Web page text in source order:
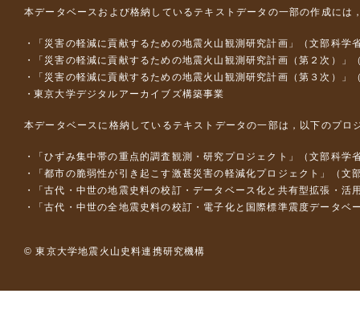
本データベースおよび格納しているテキストデータの一部の作成には
「災害の軽減に貢献するための地震火山観測研究計画」（文部科学
「災害の軽減に貢献するための地震火山観測研究計画（第２次）」
「災害の軽減に貢献するための地震火山観測研究計画（第３次）」
東京大学デジタルアーカイブズ構築事業
本データベースに格納しているテキストデータの一部は，以下のプロ
「ひずみ集中帯の重点的調査観測・研究プロジェクト」（文部科
「都市の脆弱性が引き起こす激甚災害の軽減化プロジェクト」（
「古代・中世の地震史料の校訂・データベース化と共有型拡張・
「古代・中世の全地震史料の校訂・電子化と国際標準震度データ
© 東京大学地震火山史料連携研究機構